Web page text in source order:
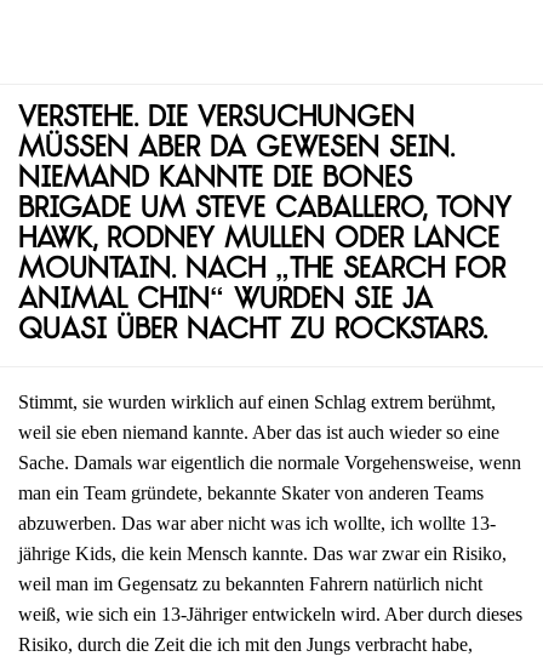
Verstehe. Die Versuchungen
müssen aber da gewesen sein.
Niemand kannte die Bones
Brigade um Steve Caballero, Tony
Hawk, Rodney Mullen oder Lance
Mountain. Nach „The Search for
Animal Chin“ wurden sie ja
quasi über Nacht zu Rockstars.
Stimmt, sie wurden wirklich auf einen Schlag extrem berühmt,
weil sie eben niemand kannte. Aber das ist auch wieder so eine
Sache. Damals war eigentlich die normale Vorgehensweise, wenn
man ein Team gründete, bekannte Skater von anderen Teams
abzuwerben. Das war aber nicht was ich wollte, ich wollte 13-
jährige Kids, die kein Mensch kannte. Das war zwar ein Risiko,
weil man im Gegensatz zu bekannten Fahrern natürlich nicht
weiß, wie sich ein 13-Jähriger entwickeln wird. Aber durch dieses
Risiko, durch die Zeit die ich mit den Jungs verbracht habe,